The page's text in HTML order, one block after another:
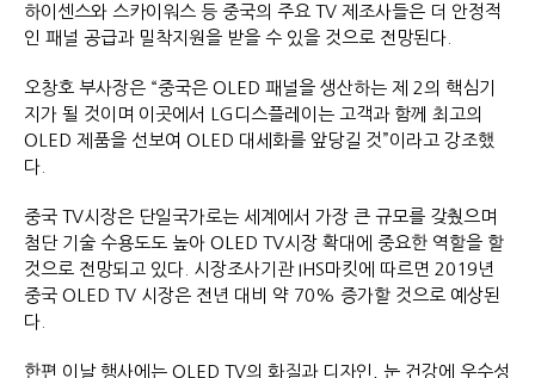
하이센스와 스카이워스 등 중국의 주요 TV 제조사들은 더 안정적
인 패널 공급과 밀착지원을 받을 수 있을 것으로 전망된다.
오창호 부사장은 “중국은 OLED 패널을 생산하는 제 2의 핵심기
지가 될 것이며 이곳에서 LG디스플레이는 고객과 함께 최고의
OLED 제품을 선보여 OLED 대세화를 앞당길 것”이라고 강조했
다.
중국 TV시장은 단일국가로는 세계에서 가장 큰 규모를 갖췄으며
첨단 기술 수용도도 높아 OLED TV시장 확대에 중요한 역할을 할
것으로 전망되고 있다. 시장조사기관 IHS마킷에 따르면 2019년
중국 OLED TV 시장은 전년 대비 약 70% 증가할 것으로 예상된
다.
한편 이날 행사에는 OLED TV의 화질과 디자인, 눈 건강에 우수성